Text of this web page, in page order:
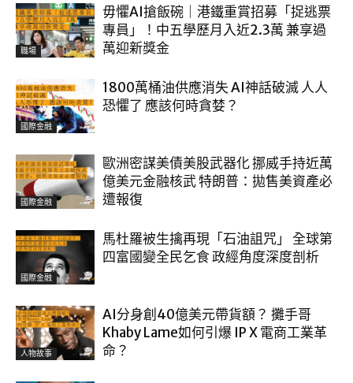
職場
毋懼AI搶飯碗｜港鐵重賞招募「捉逃票
專員」！中五學歷月入近2.3萬 兼享過
萬迎新獎金
國際金融
1800萬桶油供應消失 AI神話破滅 人人
恐懼了 應該何時貪婪？
國際金融
歐洲密謀美債美股武器化 挪威手持近萬
億美元金融核武 特朗普：拋售美資產必
遭報復
國際金融
馬杜羅被生擒再現「石油詛咒」 全球第
四富國變全民乞食 政經角度深度剖析
人物故事
AI分身創40億美元帶貨額？ 攤手哥
Khaby Lame如何引爆 IP X 電商工業革
命？